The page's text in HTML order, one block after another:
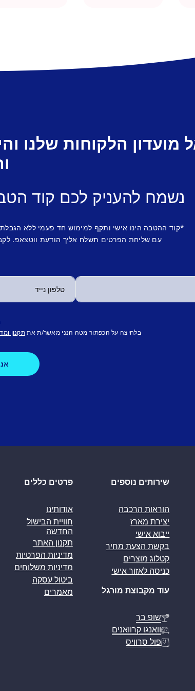
מועדון הלקוחות שלנו
נשמח להעניק לכם קוד
*קוד ההטבה הינו אישי ותקף למימוש חד פעמי ללא
עם שליחת הפרטים תשלח אליך הודעת ווטצאפ.
בלחיצה על הכפתור מטה הנני מאשר/ת את תקנון
שירותים נוספים
הוראות הרכבה
יצירת מארז
ייבוא אישי
בקשת הצעת מחיר
קטלוג מוצרים
כניסה לאזור אישי
עוד מקבוצת מורגל
שופ בר
וואנגו קרוואנים
פול סרוויס
פרטים כללים
אודותינו
חוויית הבישול
החדשה
תקנון האתר
מדיניות הפרטיות
מדיניות משלוחים
ביטול עסקה
מאמרים